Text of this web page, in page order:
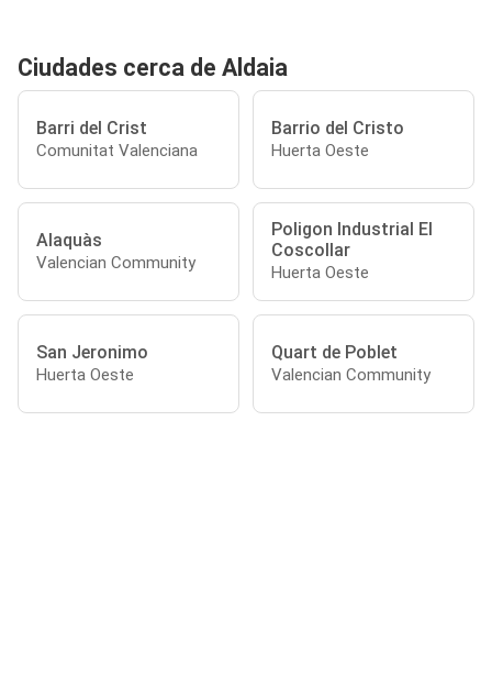
Ciudades cerca de Aldaia
Barri del Crist
Comunitat Valenciana
Barrio del Cristo
Huerta Oeste
Alaquàs
Valencian Community
Poligon Industrial El
Coscollar
Huerta Oeste
San Jeronimo
Huerta Oeste
Quart de Poblet
Valencian Community